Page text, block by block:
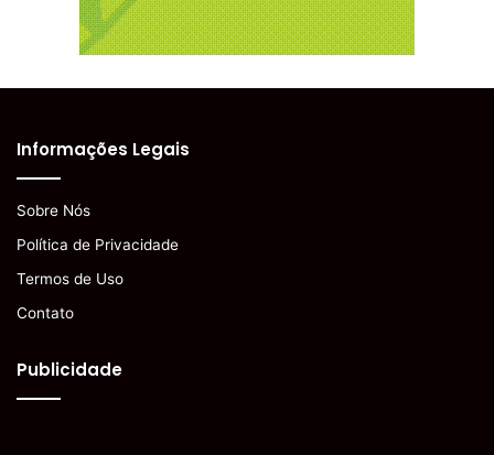
Informações Legais
Sobre Nós
Política de Privacidade
Termos de Uso
Contato
Publicidade